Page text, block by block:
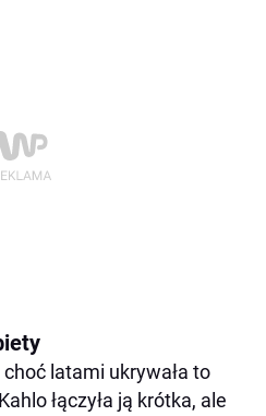
latami ukrywała to
łączyła ją krótka, ale